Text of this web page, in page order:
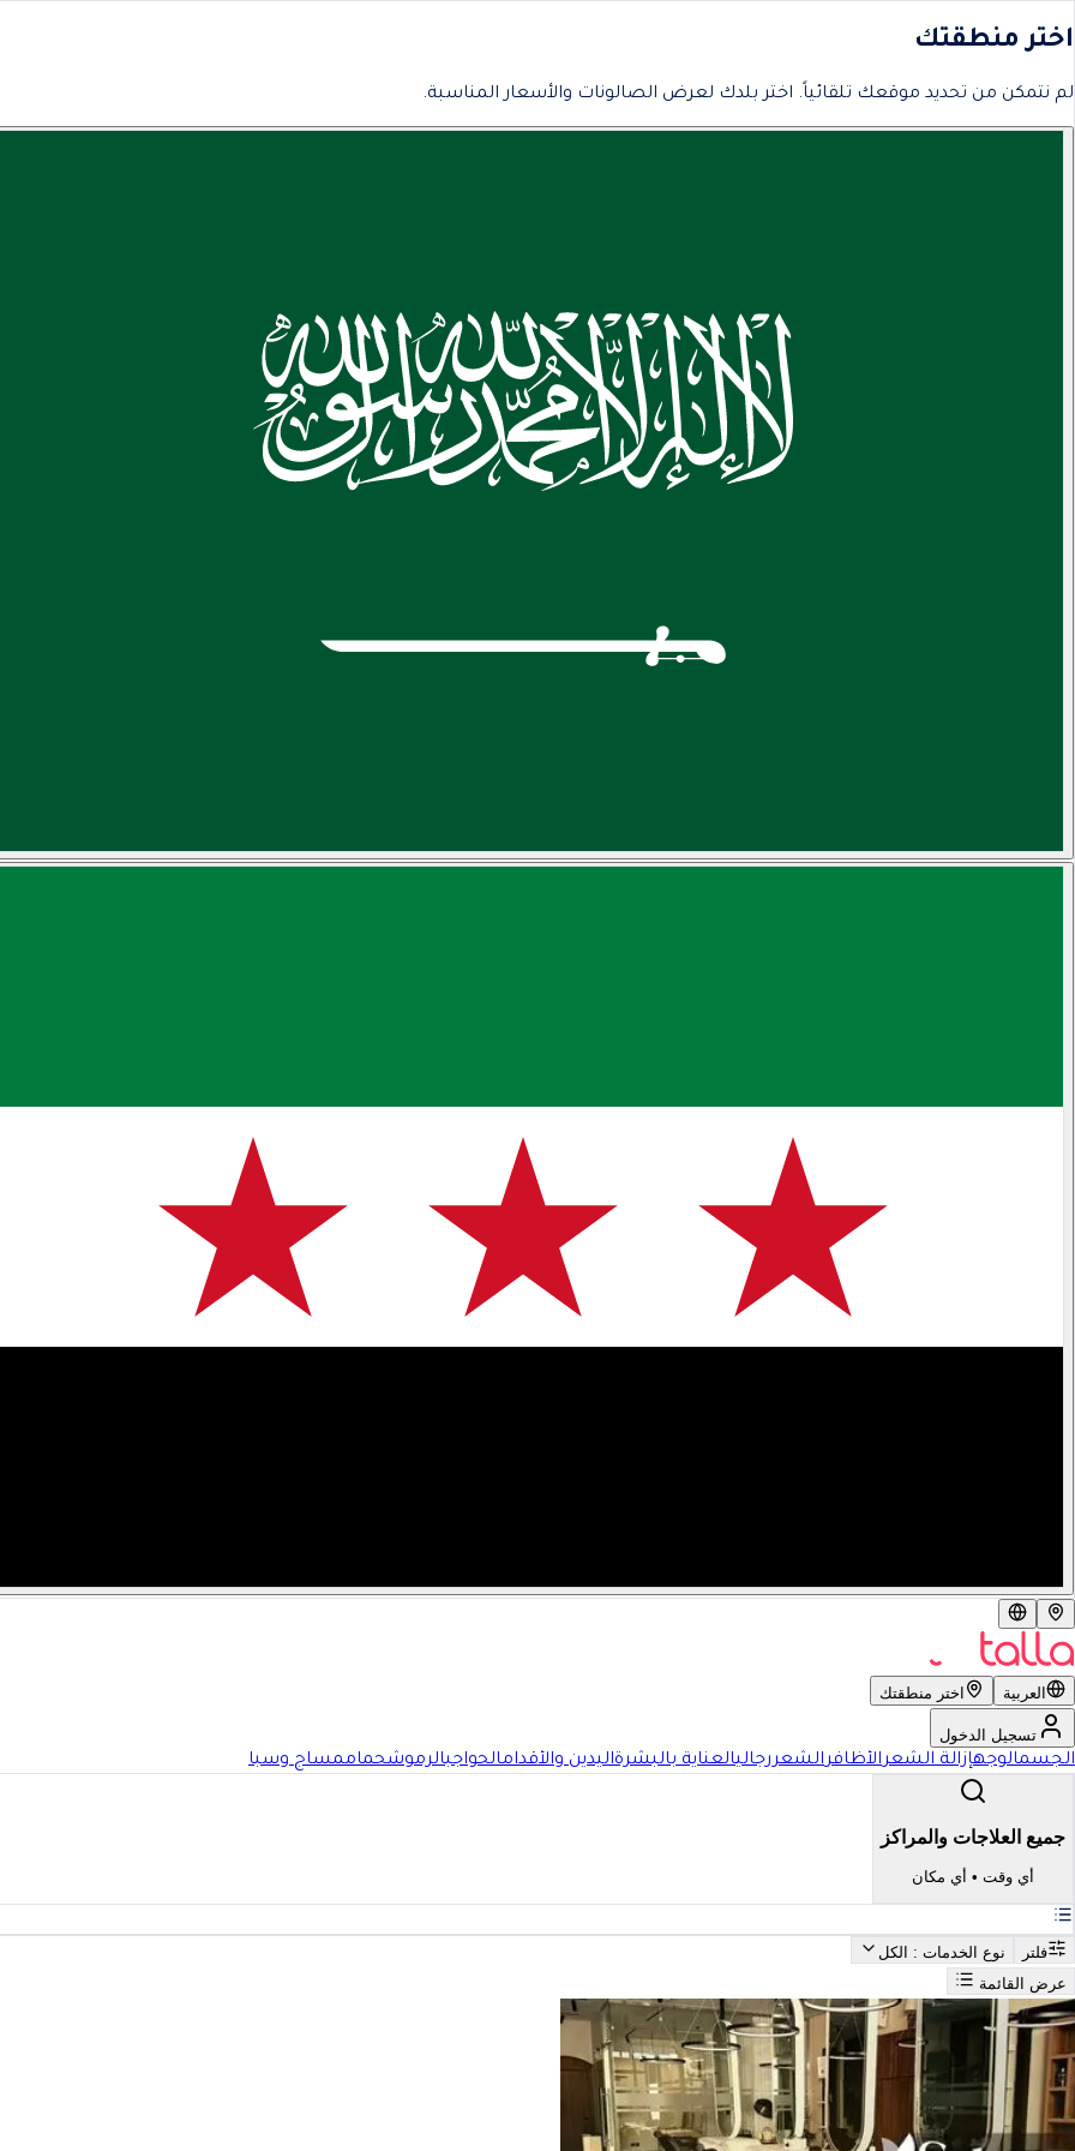
اختر منطقتك
لم نتمكن من تحديد موقعك تلقائياً. اختر بلدك لعرض الصالونات والأسعار المناسبة.
العربية اختر منطقتك
تسجيل الدخول
الجسمالوجهإزالة الشعرالأظافرالشعررجاليالعناية بالبشرةاليدين والأقدامالحواجبالرموشحماممساج وسبا
جميع العلاجات والمراكز
أي وقت • أي مكان
فلتر نوع الخدمات : الكل
عرض القائمة
بحث
أفضل الرموش في المملكة العربية السعودية